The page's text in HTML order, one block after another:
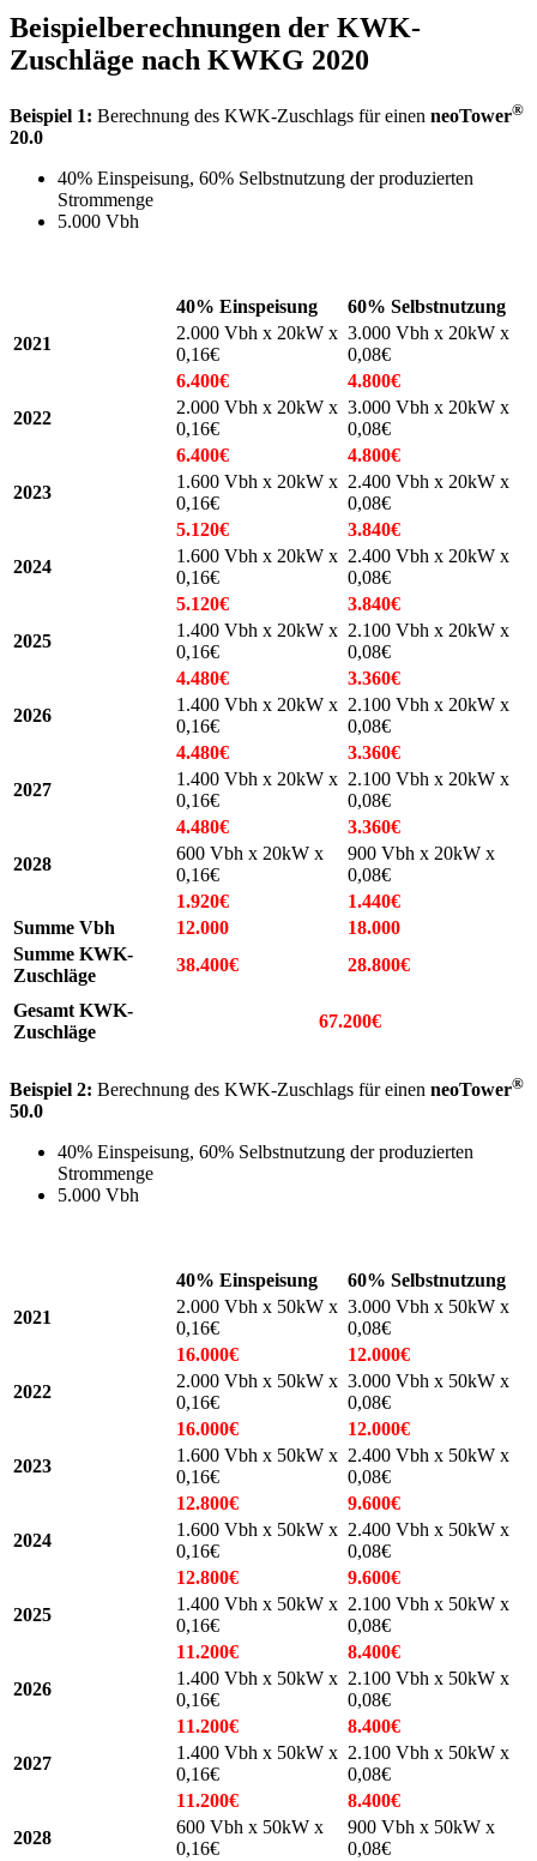
Beispielberechnungen der KWK-
Zuschläge nach KWKG 2020
Beispiel 1: Berechnung des KWK-Zuschlags für einen neoTower®
20.0
40% Einspeisung, 60% Selbstnutzung der produzierten
Strommenge
5.000 Vbh
40% Einspeisung
60% Selbstnutzung
2021
2.000 Vbh x 20kW x
0,16€
3.000 Vbh x 20kW x
0,08€
6.400€
4.800€
2022
2.000 Vbh x 20kW x
0,16€
3.000 Vbh x 20kW x
0,08€
6.400€
4.800€
2023
1.600 Vbh x 20kW x
0,16€
2.400 Vbh x 20kW x
0,08€
5.120€
3.840€
2024
1.600 Vbh x 20kW x
0,16€
2.400 Vbh x 20kW x
0,08€
5.120€
3.840€
2025
1.400 Vbh x 20kW x
0,16€
2.100 Vbh x 20kW x
0,08€
4.480€
3.360€
2026
1.400 Vbh x 20kW x
0,16€
2.100 Vbh x 20kW x
0,08€
4.480€
3.360€
2027
1.400 Vbh x 20kW x
0,16€
2.100 Vbh x 20kW x
0,08€
4.480€
3.360€
2028
600 Vbh x 20kW x
0,16€
900 Vbh x 20kW x
0,08€
1.920€
1.440€
Summe Vbh
12.000
18.000
Summe KWK-
Zuschläge
38.400€ 28.800€
Gesamt KWK-
Zuschläge
67.200€
Beispiel 2: Berechnung des KWK-Zuschlags für einen neoTower®
50.0
40% Einspeisung, 60% Selbstnutzung der produzierten
Strommenge
5.000 Vbh
40% Einspeisung
60% Selbstnutzung
2021
2.000 Vbh x 50kW x
0,16€
3.000 Vbh x 50kW x
0,08€
16.000€
12.000€
2022
2.000 Vbh x 50kW x
0,16€
3.000 Vbh x 50kW x
0,08€
16.000€
12.000€
2023
1.600 Vbh x 50kW x
0,16€
2.400 Vbh x 50kW x
0,08€
12.800€
9.600€
2024
1.600 Vbh x 50kW x
0,16€
2.400 Vbh x 50kW x
0,08€
12.800€
9.600€
2025
1.400 Vbh x 50kW x
0,16€
2.100 Vbh x 50kW x
0,08€
11.200€
8.400€
2026
1.400 Vbh x 50kW x
0,16€
2.100 Vbh x 50kW x
0,08€
11.200€
8.400€
2027
1.400 Vbh x 50kW x
0,16€
2.100 Vbh x 50kW x
0,08€
11.200€
8.400€
2028
600 Vbh x 50kW x
0,16€
900 Vbh x 50kW x
0,08€